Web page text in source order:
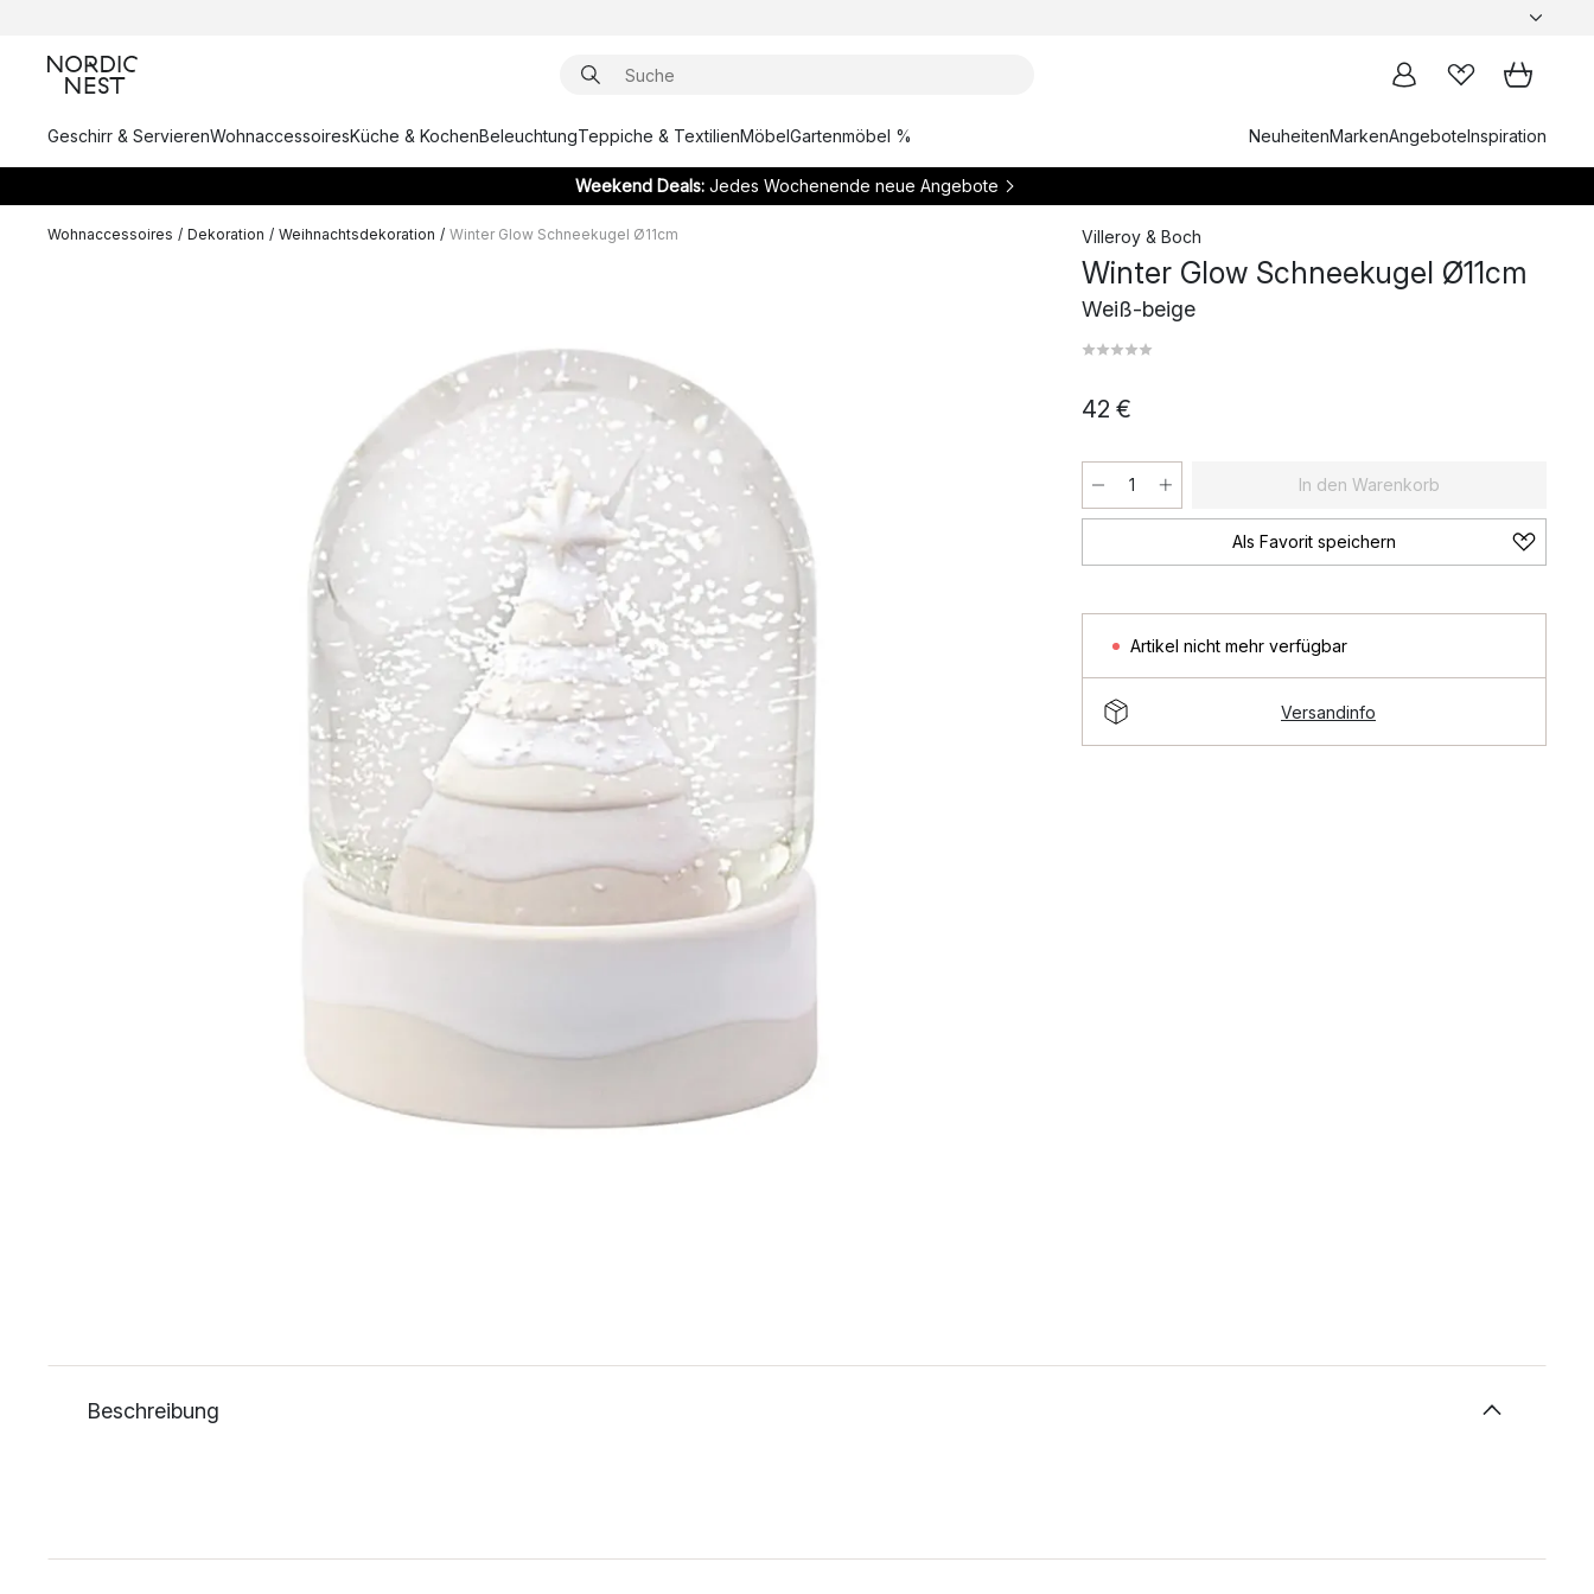
Geschirr & ServierenWohnaccessoiresKüche & KochenBeleuchtungTeppiche & TextilienMöbelGartenmöbel % NeuheitenMarkenAngeboteInspiration
Weekend Deals:Jedes Wochenende neue Angebote
Wohnaccessoires / Dekoration / Weihnachtsdekoration / Winter Glow Schneekugel Ø11cm Villeroy & Boch
Winter Glow Schneekugel Ø11cm
Weiß-beige
42 €
In den Warenkorb
Als Favorit speichern
Artikel nicht mehr verfügbar
Versandinfo
Beschreibung